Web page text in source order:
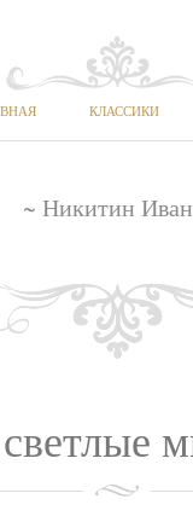
КЛАССИКИ
~ Никитин